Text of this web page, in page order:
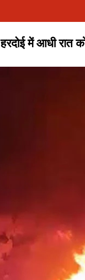
हरदोई में आधी